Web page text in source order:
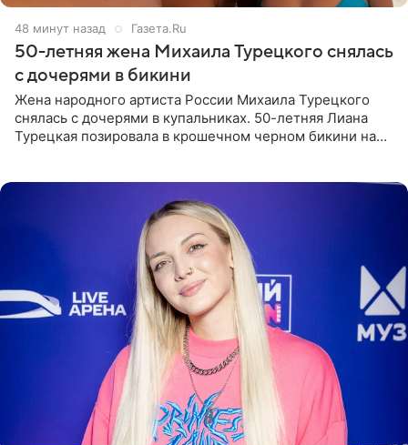
48 минут назад Газета.Ru
50-летняя жена Михаила Турецкого снялась
с дочерями в бикини
Жена народного артиста России Михаила Турецкого
снялась с дочерями в купальниках. 50-летняя Лиана
Турецкая позировала в крошечном черном бикини на